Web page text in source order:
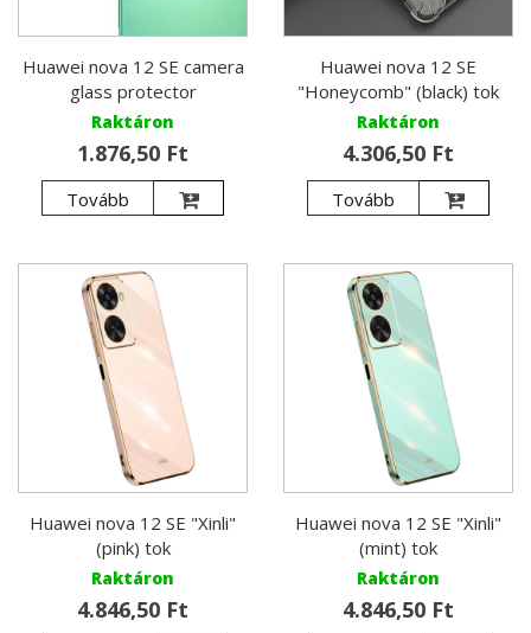
Huawei nova 12 SE camera
glass protector
Raktáron
1.876,50 Ft
Tovább
Huawei nova 12 SE
"Honeycomb" (black) tok
Raktáron
4.306,50 Ft
Tovább
Huawei nova 12 SE "Xinli"
(pink) tok
Raktáron
4.846,50 Ft
Huawei nova 12 SE "Xinli"
(mint) tok
Raktáron
4.846,50 Ft